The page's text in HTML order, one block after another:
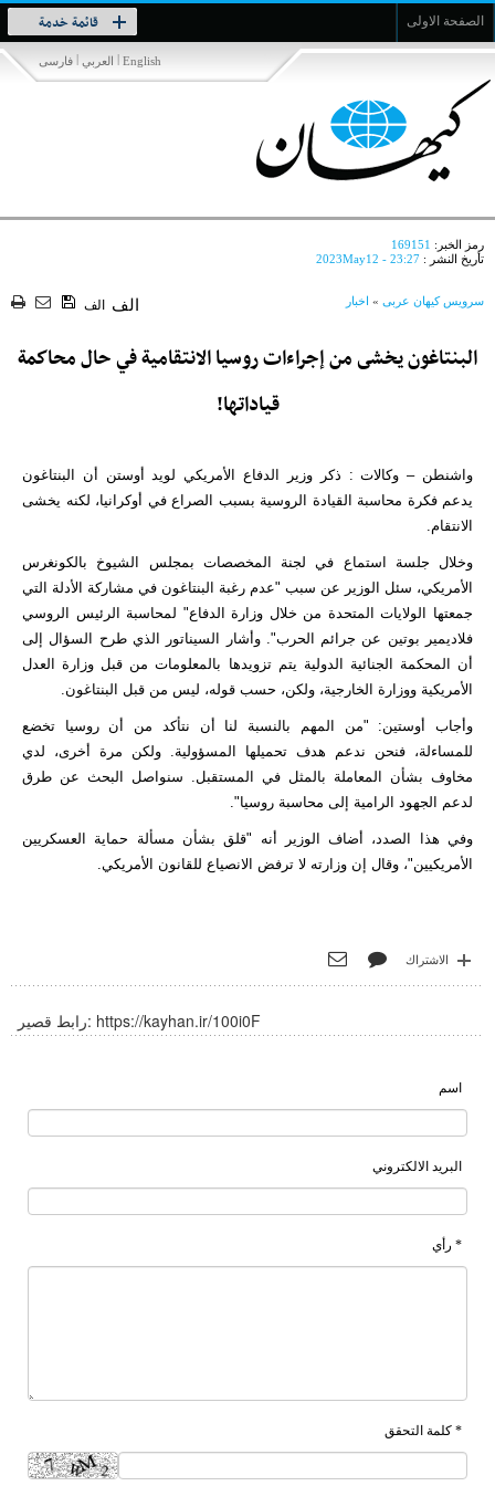
الصفحة الاولى قائمة خدمة
Toggle
navigation
فارسی | العربي | English
رمز الخبر: 169151
تأريخ النشر : 2023May12 - 23:27
سرویس کیهان عربی » اخبار الف الف
البنتاغون يخشى من إجراءات روسيا الانتقامية في حال محاكمة
قياداتها!
واشنطن – وكالات : ذكر وزير الدفاع الأمريكي لويد أوستن أن البنتاغون
يدعم فكرة محاسبة القيادة الروسية بسبب الصراع في أوكرانيا، لكنه يخشى
الانتقام.
وخلال جلسة استماع في لجنة المخصصات بمجلس الشيوخ بالكونغرس
الأمريكي، سئل الوزير عن سبب "عدم رغبة البنتاغون في مشاركة الأدلة التي
جمعتها الولايات المتحدة من خلال وزارة الدفاع" لمحاسبة الرئيس الروسي
فلاديمير بوتين عن جرائم الحرب". وأشار السيناتور الذي طرح السؤال إلى
أن المحكمة الجنائية الدولية يتم تزويدها بالمعلومات من قبل وزارة العدل
الأمريكية ووزارة الخارجية، ولكن، حسب قوله، ليس من قبل البنتاغون.
وأجاب أوستين: "من المهم بالنسبة لنا أن نتأكد من أن روسيا تخضع
للمساءلة، فنحن ندعم هدف تحميلها المسؤولية. ولكن مرة أخرى، لدي
مخاوف بشأن المعاملة بالمثل في المستقبل. سنواصل البحث عن طرق
لدعم الجهود الرامية إلى محاسبة روسيا".
وفي هذا الصدد، أضاف الوزير أنه "قلق بشأن مسألة حماية العسكريين
الأمريكيين"، وقال إن وزارته لا ترفض الانصياع للقانون الأمريكي.
الاشتراك
رابط قصير: https://kayhan.ir/100i0F
اسم
البريد الالكتروني
* رأي
* كلمة التحقق